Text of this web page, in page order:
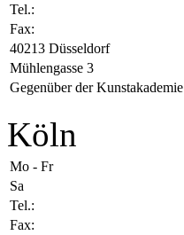
Tel.:
Fax:
40213 Düsseldorf
Mühlengasse 3
Gegenüber der Kunstakademie
Köln
Mo - Fr
Sa
Tel.:
Fax: